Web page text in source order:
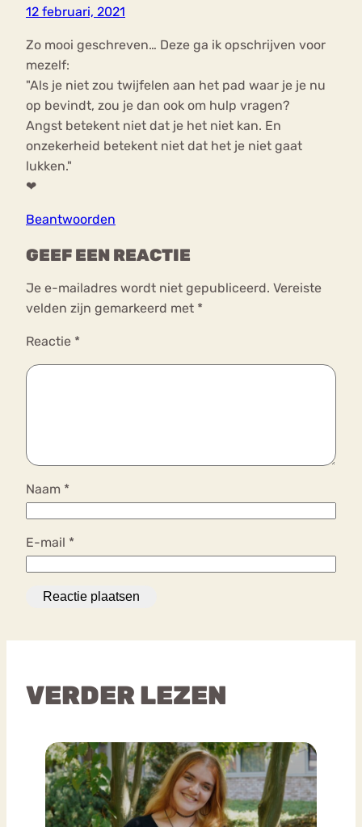
12 februari, 2021
Zo mooi geschreven… Deze ga ik opschrijven voor
mezelf:
"Als je niet zou twijfelen aan het pad waar je je nu
op bevindt, zou je dan ook om hulp vragen?
Angst betekent niet dat je het niet kan. En
onzekerheid betekent niet dat het je niet gaat
lukken."
❤
Beantwoorden
GEEF EEN REACTIE
Je e-mailadres wordt niet gepubliceerd. Vereiste
velden zijn gemarkeerd met *
Reactie *
Naam *
E-mail *
VERDER LEZEN